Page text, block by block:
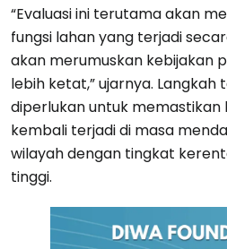
“Evaluasi ini terutama akan
fungsi lahan yang terjadi
akan merumuskan kebijakan
lebih ketat,” ujarnya. Langkah
diperlukan untuk memastikan
kembali terjadi di masa
wilayah dengan tingkat
tinggi.